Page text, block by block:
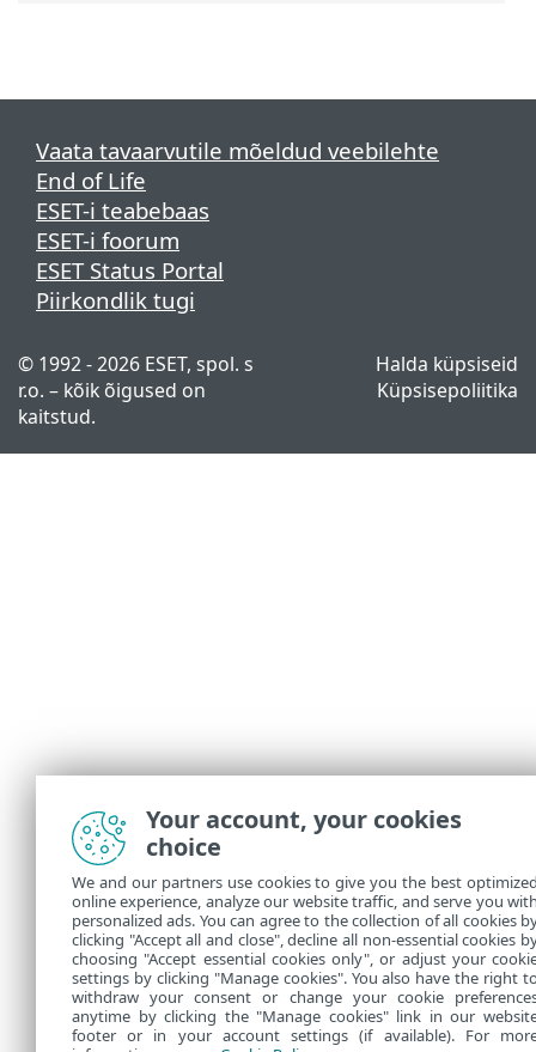
Vaata tavaarvutile mõeldud veebilehte
End of Life
ESET-i teabebaas
ESET-i foorum
ESET Status Portal
Piirkondlik tugi
© 1992 - 2026 ESET, spol. s
r.o. – kõik õigused on
kaitstud.
Halda küpsiseid
Küpsisepoliitika
Your account, your cookies
choice
We and our partners use cookies to give you the best
online experience, analyze our website traffic, and serve you
personalized ads. You can agree to the collection of all cookies
clicking "Accept all and close", decline all non-essential cookies
choosing "Accept essential cookies only", or adjust your
settings by clicking "Manage cookies". You also have the right
withdraw your consent or change your cookie
anytime by clicking the "Manage cookies" link in our
footer or in your account settings (if available). For